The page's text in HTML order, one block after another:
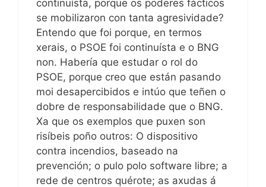
continuísta, porque os poderes fácticos
se mobilizaron con tanta agresividade?
Entendo que foi porque, en termos
xerais, o PSOE foi continuísta e o BNG
non. Habería que estudar o rol do
PSOE, porque creo que están pasando
moi desapercibidos e intúo que teñen o
dobre de responsabilidade que o BNG.
Xa que os exemplos que puxen son
risíbeis poño outros: O dispositivo
contra incendios, baseado na
prevención; o pulo polo software libre; a
rede de centros quérote; as axudas á